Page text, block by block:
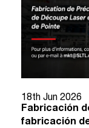
18th Jun 2026
Fabricación
fabricación